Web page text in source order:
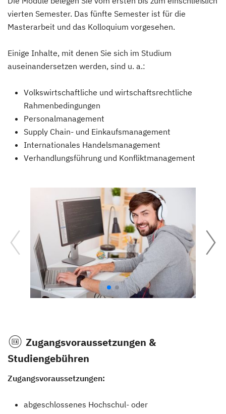
vierten Semester. Das fünfte Semester ist für die
Masterarbeit und das Kolloquium vorgesehen.
Einige Inhalte, mit denen Sie sich im Studium
auseinandersetzen werden, sind u. a.:
Volkswirtschaftliche und wirtschaftsrechtliche
Rahmenbedingungen
Personalmanagement
Supply Chain- und Einkaufsmanagement
Internationales Handelsmanagement
Verhandlungsführung und Konfliktmanagement
Zugangsvoraussetzungen &
Studiengebühren
Zugangsvoraussetzungen:
abgeschlossenes Hochschul- oder